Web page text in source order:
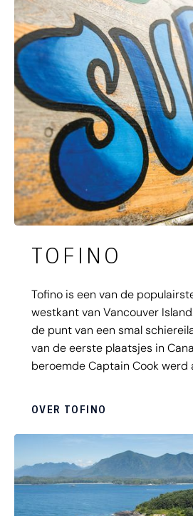
TOFINO
Tofino is een van de
westkant van Vancouver
de punt van een smal
van de eerste plaatsjes in
beroemde Captain Cook werd
National Park en verder heeft
prachtig zandstrand dat
OVER TOFINO